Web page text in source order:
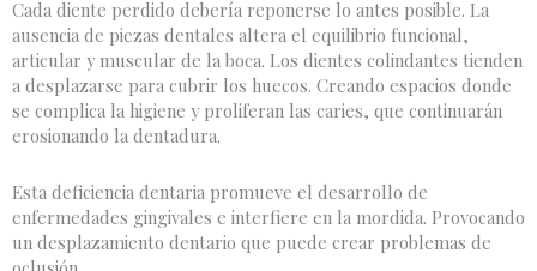
Cada diente perdido debería reponerse lo antes posible. La
ausencia de piezas dentales altera el equilibrio funcional,
articular y muscular de la boca. Los dientes colindantes tienden
a desplazarse para cubrir los huecos. Creando espacios donde
se complica la higiene y proliferan las caries, que continuarán
erosionando la dentadura.
Esta deficiencia dentaria promueve el desarrollo de
enfermedades gingivales e interfiere en la mordida. Provocando
un desplazamiento dentario que puede crear problemas de